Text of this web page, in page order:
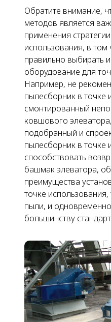
Обратите внимание,
методов является
применения
использования, в
правильно выбирать
оборудование для
Например, не
пылесборник в точке
смонтированный
ковшового
подобранный и
пылесборник в точке
способствовать
башмак элеватора,
преимущества
точке использования,
пыли, и
большинству